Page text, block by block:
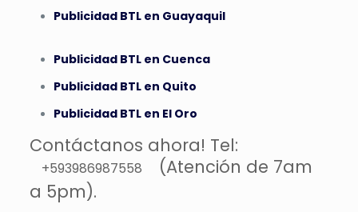
Publicidad BTL en Guayaquil
Publicidad BTL en Cuenca
Publicidad BTL en Quito
Publicidad BTL en El Oro
Contáctanos ahora! Tel:
+593986987558
(Atención de 7am
a 5pm).